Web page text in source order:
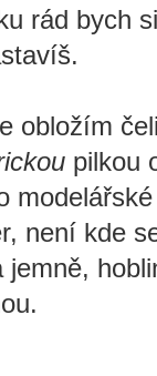
rád bych
obložím
pilkou
není kde
jemně,